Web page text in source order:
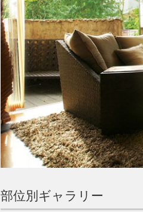
部位別ギャラリー